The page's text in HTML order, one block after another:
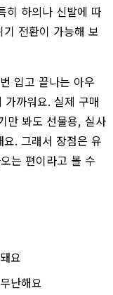
히 하의나 신발에 따
전환이 가능해 보
입고 끝나는 아우
가까워요. 실제 구매
만 봐도 선물용, 실사
. 그래서 장점은 유
는 편이라고 볼 수
요
난해요